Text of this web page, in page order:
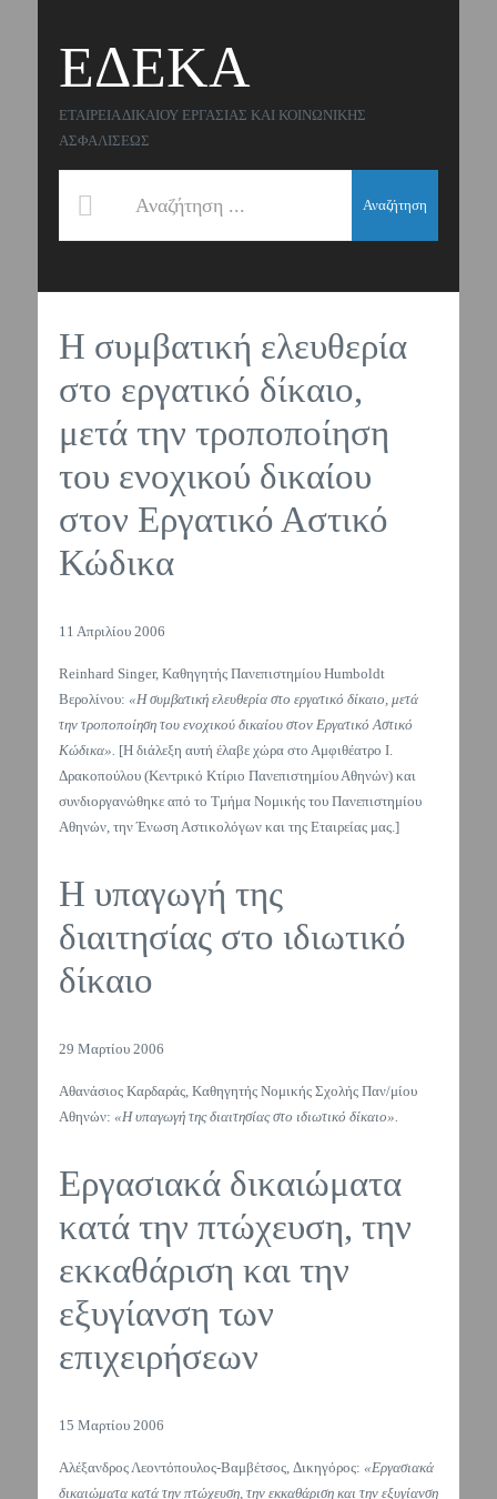
ΕΔΕΚΑ
ΕΤΑΙΡΕΙΑ ΔΙΚΑΙΟΥ ΕΡΓΑΣΙΑΣ ΚΑΙ ΚΟΙΝΩΝΙΚΗΣ
ΑΣΦΑΛΙΣΕΩΣ
Αναζήτηση
Η συμβατική ελευθερία
στο εργατικό δίκαιο,
μετά την τροποποίηση
του ενοχικού δικαίου
στον Εργατικό Αστικό
Κώδικα
11 Απριλίου 2006
Reinhard Singer, Καθηγητής Πανεπιστημίου Humboldt
Βερολίνου: «Η συμβατική ελευθερία στο εργατικό δίκαιο, μετά
την τροποποίηση του ενοχικού δικαίου στον Εργατικό Αστικό
Κώδικα». [Η διάλεξη αυτή έλαβε χώρα στο Αμφιθέατρο Ι.
Δρακοπούλου (Κεντρικό Κτίριο Πανεπιστημίου Αθηνών) και
συνδιοργανώθηκε από το Τμήμα Νομικής του Πανεπιστημίου
Αθηνών, την Ένωση Αστικολόγων και της Εταιρείας μας.]
Η υπαγωγή της
διαιτησίας στο ιδιωτικό
δίκαιο
29 Μαρτίου 2006
Αθανάσιος Καρδαράς, Καθηγητής Νομικής Σχολής Παν/μίου
Αθηνών: «Η υπαγωγή της διαιτησίας στο ιδιωτικό δίκαιο».
Εργασιακά δικαιώματα
κατά την πτώχευση, την
εκκαθάριση και την
εξυγίανση των
επιχειρήσεων
15 Μαρτίου 2006
Αλέξανδρος Λεοντόπουλος-Βαμβέτσος, Δικηγόρος: «Εργασιακά
δικαιώματα κατά την πτώχευση, την εκκαθάριση και την εξυγίανση